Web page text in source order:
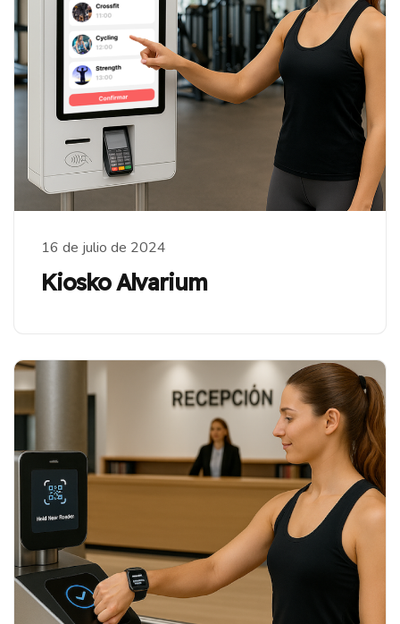
16 de julio de 2024
Kiosko Alvarium